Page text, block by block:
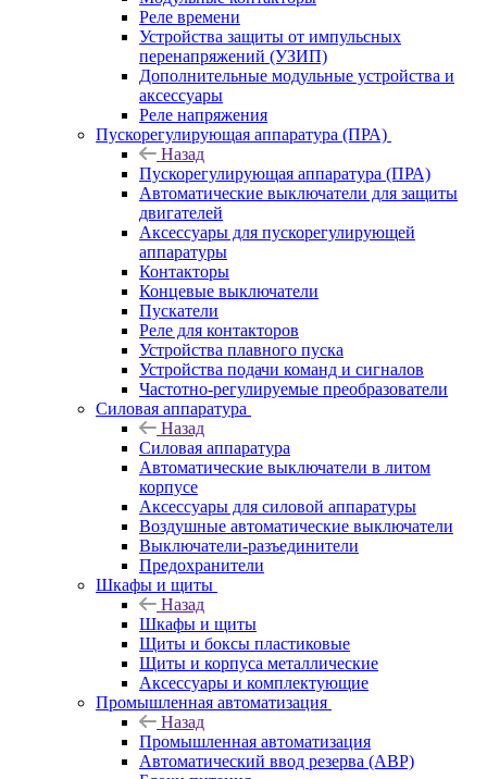
Реле времени
Устройства защиты от импульсных
перенапряжений (УЗИП)
Дополнительные модульные устройства и
аксессуары
Реле напряжения
Пускорегулирующая аппаратура (ПРА)
Назад
Пускорегулирующая аппаратура (ПРА)
Автоматические выключатели для защиты
двигателей
Аксессуары для пускорегулирующей
аппаратуры
Контакторы
Концевые выключатели
Пускатели
Реле для контакторов
Устройства плавного пуска
Устройства подачи команд и сигналов
Частотно-регулируемые преобразователи
Силовая аппаратура
Назад
Силовая аппаратура
Автоматические выключатели в литом
корпусе
Аксессуары для силовой аппаратуры
Воздушные автоматические выключатели
Выключатели-разъединители
Предохранители
Шкафы и щиты
Назад
Шкафы и щиты
Щиты и боксы пластиковые
Щиты и корпуса металлические
Аксессуары и комплектующие
Промышленная автоматизация
Назад
Промышленная автоматизация
Автоматический ввод резерва (АВР)